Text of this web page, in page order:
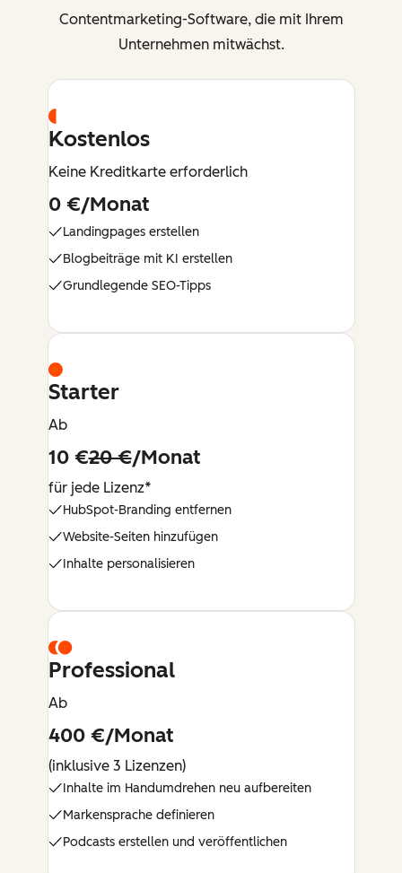
Contentmarketing-Software, die mit Ihrem
Unternehmen mitwächst.
Kostenlos
Keine Kreditkarte erforderlich
0 €/Monat
Landingpages erstellen
Blogbeiträge mit KI erstellen
Grundlegende SEO-Tipps
Starter
Ab
10 €20 €/Monat
für jede Lizenz*
HubSpot-Branding entfernen
Website-Seiten hinzufügen
Inhalte personalisieren
Professional
Ab
400 €/Monat
(inklusive 3 Lizenzen)
Inhalte im Handumdrehen neu aufbereiten
Markensprache definieren
Podcasts erstellen und veröffentlichen